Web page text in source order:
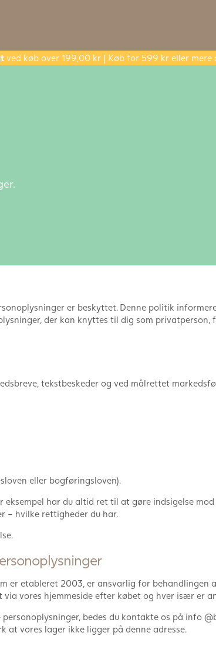
ved køb over 199,00 kr | Køb for 599 kr eller mere
er beskyttet. Denne politik
der kan knyttes til dig som privatperson,
tekstbeskeder og ved målrettet
eller bogføringsloven).
har du altid ret til at gøre indsigelse
– hvilke rettigheder du har.
er etableret 2003, er ansvarlig for behandlingen
vores hjemmeside efter købet og hver især er
bedes du kontakte os på info
at vores lager ikke ligger på denne adresse.